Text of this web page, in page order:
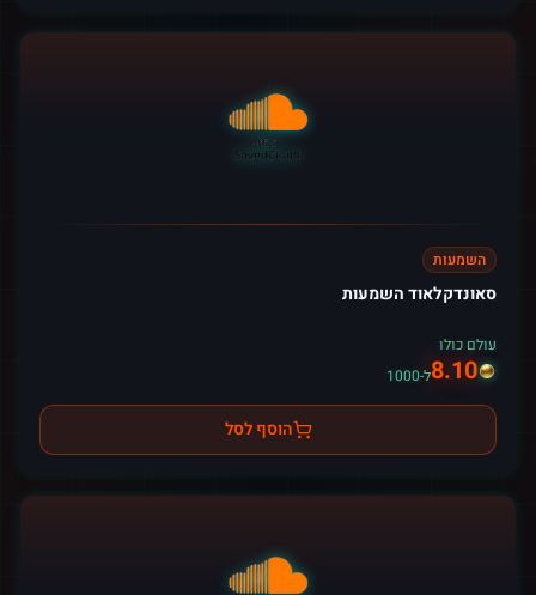
השמעות
סאונדקלאוד השמעות
עולם כולו
8.10ל-1000
הוסף לסל